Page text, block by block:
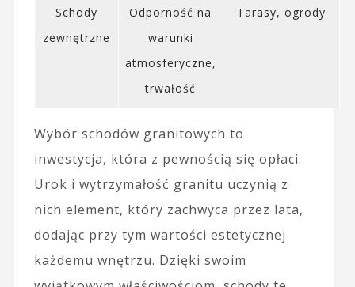
Schody
zewnętrzne
Odporność na
warunki
atmosferyczne,
trwałość
Tarasy, ogrody
Wybór schodów granitowych to
inwestycja, która z pewnością się opłaci.
Urok i wytrzymałość granitu uczynią z
nich element, który zachwyca przez lata,
dodając przy tym wartości estetycznej
każdemu wnętrzu. Dzięki swoim